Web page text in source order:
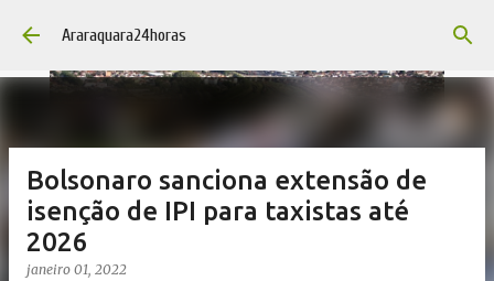
Pular para o conteúdo principal
Araraquara24horas
Bolsonaro sanciona extensão de
isenção de IPI para taxistas até
2026
janeiro 01, 2022